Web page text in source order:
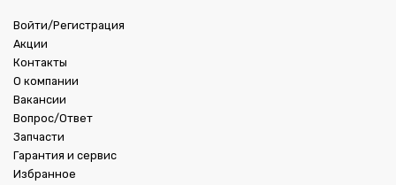
Войти/Регистрация
Акции
Контакты
О компании
Вакансии
Вопрос/Ответ
Запчасти
Гарантия и сервис
Избранное